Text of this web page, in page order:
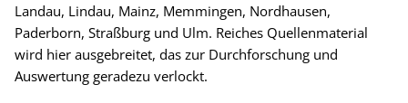
Landau, Lindau, Mainz, Memmingen, Nordhausen,
Paderborn, Straßburg und Ulm. Reiches Quellenmaterial
wird hier ausgebreitet, das zur Durchforschung und
Auswertung geradezu verlockt.